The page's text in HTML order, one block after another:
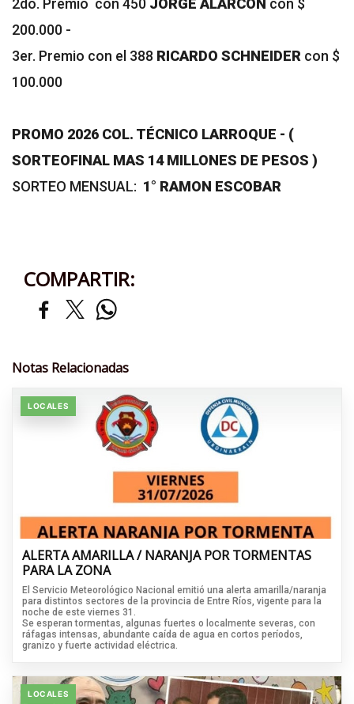
200.000 -
3er. Premio con el 388 RICARDO SCHNEIDER con $
100.000
PROMO 2026 COL. TÉCNICO LARROQUE - (
SORTEOFINAL MAS 14 MILLONES DE PESOS )
SORTEO MENSUAL: 1° RAMON ESCOBAR
COMPARTIR:
Notas Relacionadas
LOCALES
ALERTA AMARILLA / NARANJA POR TORMENTAS
PARA LA ZONA
El Servicio Meteorológico Nacional emitió una alerta amarilla/naranja
para distintos sectores de la provincia de Entre Ríos, vigente para la
noche de este viernes 31.
Se esperan tormentas, algunas fuertes o localmente severas, con
ráfagas intensas, abundante caída de agua en cortos períodos,
granizo y fuerte actividad eléctrica.
LOCALES